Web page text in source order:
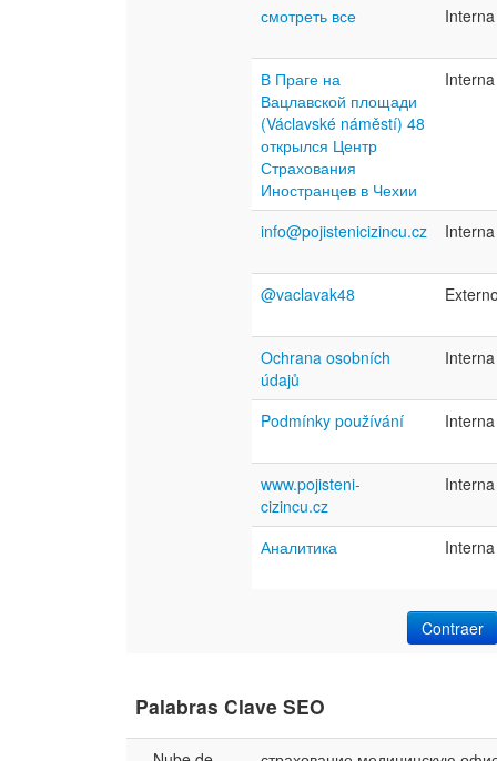
смотреть все Interna
В Праге на
Вацлавской площади
(Václavské náměstí) 48
открылся Центр
Страхования
Иностранцев в Чехии
Interna
info@pojistenicizincu.cz Interna
@vaclavak48
Ochrana osobních
údajů
Interna
Podmínky používání Interna
www.pojisteni-
cizincu.cz
Interna
Аналитика Interna
Contraer
Palabras Clave SEO